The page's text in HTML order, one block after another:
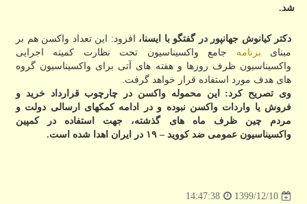
شد.
دکتر کیانوش جهانپور در گفتگو با ایسنا، افزود: این تعداد واکسن هم بر
مبنای برنامه جامع واکسیناسیون تحت نظارت کمیته اجرایی
واکسیناسیون ظرف روزها و هفته های آتی برای واکسیناسیون گروه
های هدف مورد استفاده قرار خواهد گرفت.
وی تصریح کرد: این محموله واکسن در چارچوب قرارداد خرید و
فروش یا واردات واکسن نبوده و در ادامه کمکهای ارسالی دولت و
مردم چین ظرف ماه های گذشته، جهت استفاده در کمپین
واکسیناسیون عمومی ضد کووید – ۱۹ در ایران اهدا شده است.
1399/12/10
14:47:38